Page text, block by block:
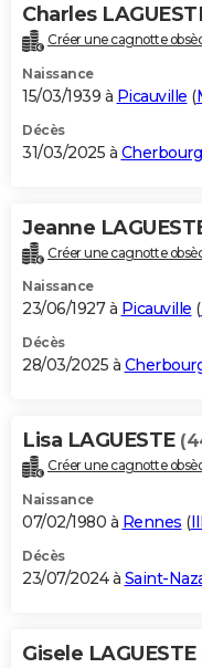
Charles
Créer une cagnotte
Naissance
15/03/1939 à Picauville (
Décès
31/03/2025 à
Jeanne
Créer une cagnotte
Naissance
23/06/1927 à Picauville (
Décès
28/03/2025 à
Lisa LAGUESTE
Créer une cagnotte
Naissance
07/02/1980 à Rennes (
Décès
23/07/2024 à Saint-
Gisele LAGUESTE